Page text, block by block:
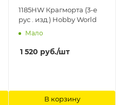
1185HW Крагморта (3-е
рус . изд.) Hobby World
Мало
1 520 руб./шт
В корзину